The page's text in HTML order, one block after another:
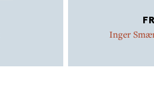
Inger